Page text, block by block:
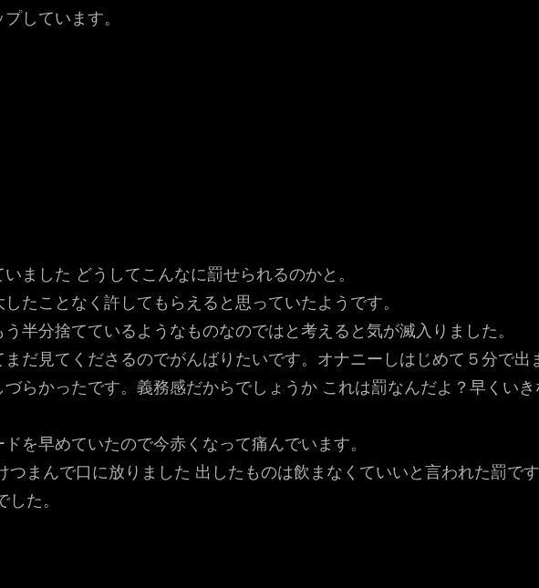
しています。
ました どうしてこんなに罰せられるのかと。
たことなく許してもらえると思っていたようです。
半分捨てているようなものなのではと考えると気が滅入りました。
だ見てくださるのでがんばりたいです。オナニーしはじめて５分で出
らかったです。義務感だからでしょうか これは罰なんだよ？早くい
を早めていたので今赤くなって痛んでいます。
まんで口に放りました 出したものは飲まなくていいと言われた罰で
た。